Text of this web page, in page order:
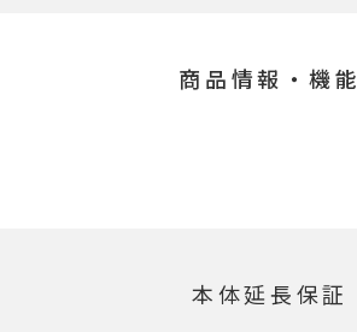
商品情報・機能
本体延長保証